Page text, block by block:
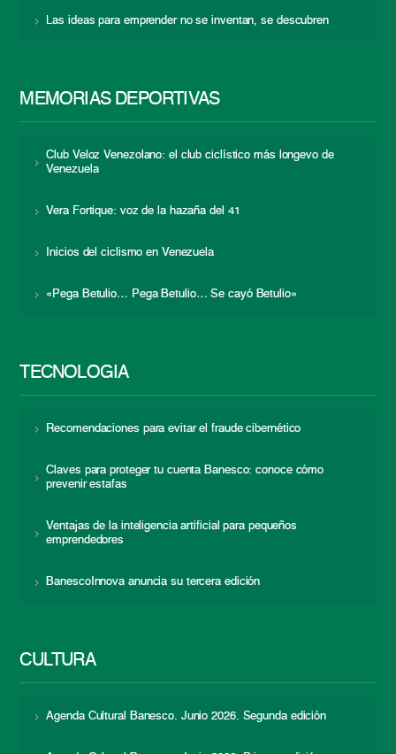
Las ideas para emprender no se inventan, se descubren
MEMORIAS DEPORTIVAS
Club Veloz Venezolano: el club ciclístico más longevo de
Venezuela
Vera Fortique: voz de la hazaña del 41
Inicios del ciclismo en Venezuela
«Pega Betulio… Pega Betulio… Se cayó Betulio»
TECNOLOGÍA
Recomendaciones para evitar el fraude cibernético
Claves para proteger tu cuenta Banesco: conoce cómo
prevenir estafas
Ventajas de la inteligencia artificial para pequeños
emprendedores
BanescoInnova anuncia su tercera edición
CULTURA
Agenda Cultural Banesco. Junio 2026. Segunda edición